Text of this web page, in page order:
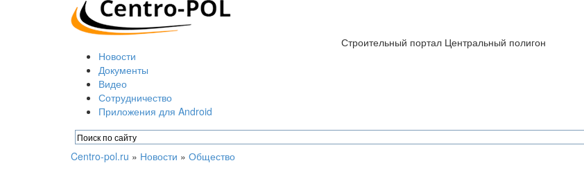
Строительный портал Центральный полигон
Новости
Документы
Видео
Сотрудничество
Приложения для Android
Centro-pol.ru » Новости » Общество